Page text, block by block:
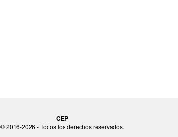
CEP
© 2016-2026 - Todos los derechos reservados.